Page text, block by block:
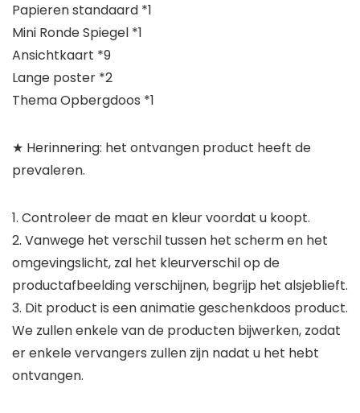
Papieren standaard *1
Mini Ronde Spiegel *1
Ansichtkaart *9
Lange poster *2
Thema Opbergdoos *1
★ Herinnering: het ontvangen product heeft de
prevaleren.
1. Controleer de maat en kleur voordat u koopt.
2. Vanwege het verschil tussen het scherm en het
omgevingslicht, zal het kleurverschil op de
productafbeelding verschijnen, begrijp het alsjeblieft.
3. Dit product is een animatie geschenkdoos product.
We zullen enkele van de producten bijwerken, zodat
er enkele vervangers zullen zijn nadat u het hebt
ontvangen.